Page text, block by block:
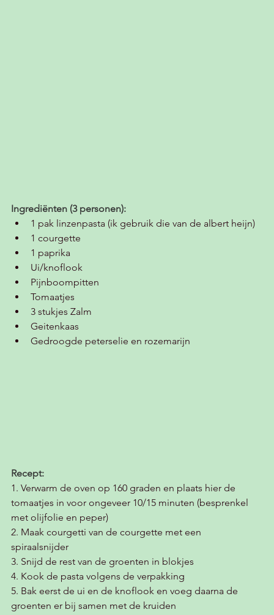
Ingrediënten (3 personen):
1 pak linzenpasta (ik gebruik die van de albert heijn)
1 courgette
1 paprika
Ui/knoflook
Pijnboompitten
Tomaatjes
3 stukjes Zalm
Geitenkaas
Gedroogde peterselie en rozemarijn
Recept:
1. Verwarm de oven op 160 graden en plaats hier de
tomaatjes in voor ongeveer 10/15 minuten (besprenkel
met olijfolie en peper)
2. Maak courgetti van de courgette met een
spiraalsnijder
3. Snijd de rest van de groenten in blokjes
4. Kook de pasta volgens de verpakking
5. Bak eerst de ui en de knoflook en voeg daarna de
groenten er bij samen met de kruiden